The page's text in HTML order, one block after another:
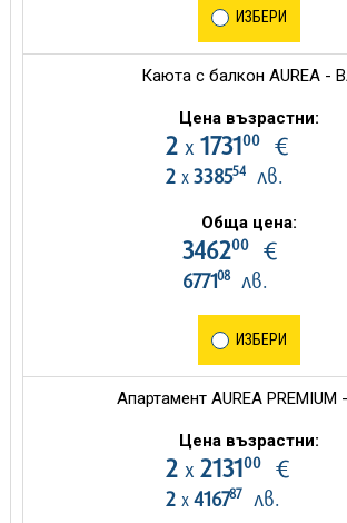
ИЗБЕРИ
Каюта с балкон AUREA -
Цена възрастни:
2 х 173100€
2 х 338554лв.
Обща цена:
346200€
677108лв.
ИЗБЕРИ
Апартамент AUREA PREMIUM
Цена възрастни:
2 х 213100€
2 х 416787лв.